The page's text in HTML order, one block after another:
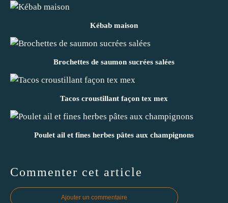
Kébab maison
Brochettes de saumon sucrées salées
Tacos croustillant façon tex mex
Poulet ail et fines herbes pâtes aux champignons
Commenter cet article
Ajouter un commentaire